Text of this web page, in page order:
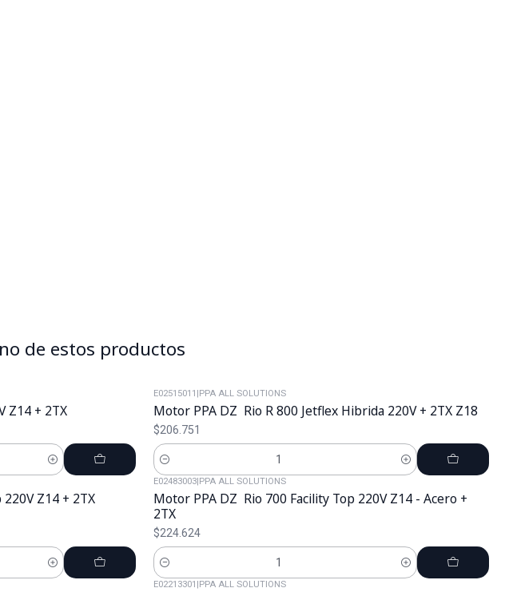
de estos productos
Z14 + 2TX
E02515011 |PPA ALL SOLUTIONS
Motor PPA DZ Rio R 800 Jetflex Hibrida 220V + 2TX Z18
$206.751
Cantidad
Z14 + 2TX
E02483003|PPA ALL SOLUTIONS
Motor PPA DZ Rio 700 Facility Top 220V Z14 - Acero +
2TX
$224.624
Cantidad
E02213301 |PPA ALL SOLUTIONS